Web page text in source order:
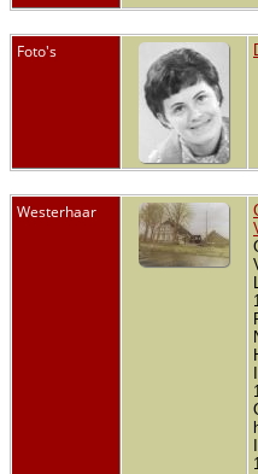
Foto's
Westerhaar